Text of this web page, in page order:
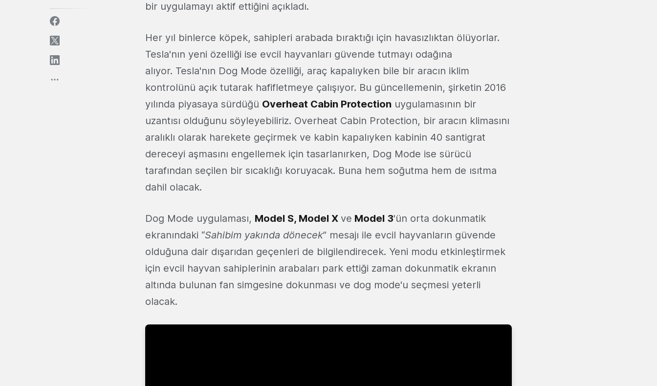
bir uygulamayı aktif ettiğini açıkladı.
Her yıl binlerce köpek, sahipleri arabada bıraktığı için havasızlıktan ölüyorlar.
Tesla'nın yeni özelliği ise evcil hayvanları güvende tutmayı odağına
alıyor. Tesla'nın Dog Mode özelliği, araç kapalıyken bile bir aracın iklim
kontrolünü açık tutarak hafifletmeye çalışıyor. Bu güncellemenin, şirketin 2016
yılında piyasaya sürdüğü Overheat Cabin Protection uygulamasının bir
uzantısı olduğunu söyleyebiliriz. Overheat Cabin Protection, bir aracın klimasını
aralıklı olarak harekete geçirmek ve kabin kapalıyken kabinin 40 santigrat
dereceyi aşmasını engellemek için tasarlanırken, Dog Mode ise sürücü
tarafından seçilen bir sıcaklığı koruyacak. Buna hem soğutma hem de ısıtma
dahil olacak.
Dog Mode uygulaması, Model S, Model X ve Model 3'ün orta dokunmatik
ekranındaki “Sahibim yakında dönecek” mesajı ile evcil hayvanların güvende
olduğuna dair dışarıdan geçenleri de bilgilendirecek. Yeni modu etkinleştirmek
için evcil hayvan sahiplerinin arabaları park ettiği zaman dokunmatik ekranın
altında bulunan fan simgesine dokunması ve dog mode'u seçmesi yeterli
olacak.